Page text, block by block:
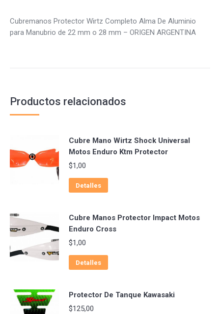
Cubremanos Protector Wirtz Completo Alma De Aluminio
para Manubrio de 22 mm o 28 mm – ORIGEN ARGENTINA
Productos relacionados
Cubre Mano Wirtz Shock Universal
Motos Enduro Ktm Protector
$1,00
Detalles
Cubre Manos Protector Impact Motos
Enduro Cross
$1,00
Detalles
Protector De Tanque Kawasaki
$125,00